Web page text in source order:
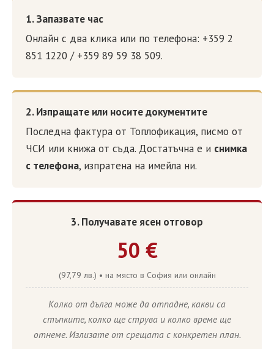
1. Запазвате час
Онлайн с два клика или по телефона: +359 2
851 1220 / +359 89 59 38 509.
2. Изпращате или носите документите
Последна фактура от Топлофикация, писмо от
ЧСИ или книжа от съда. Достатъчна е и снимка
с телефона, изпратена на имейла ни.
3. Получавате ясен отговор
50 €
(97,79 лв.) • на място в София или онлайн
Колко от дълга може да отпадне, какви са
стъпките, колко ще струва и колко време ще
отнеме. Излизате от срещата с конкретен план.